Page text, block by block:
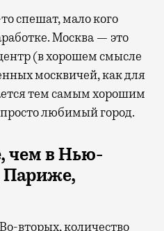
спешат, мало кого
Москва — это
(в хорошем смысле
москвичей, как для
тем самым хорошим
любимый город.
чем в Нью-
Париже,
вторых, количество